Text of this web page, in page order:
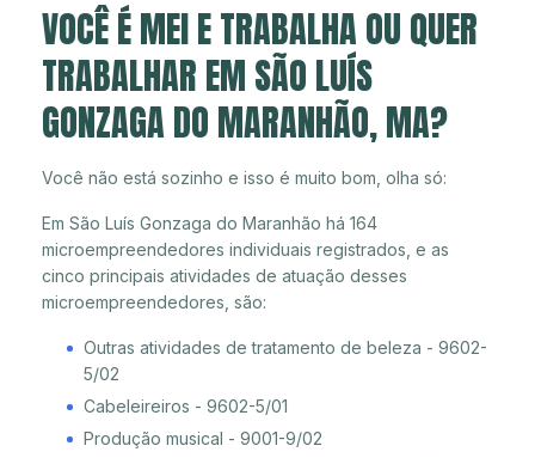
VOCÊ É MEI E TRABALHA OU QUER
TRABALHAR EM SÃO LUÍS
GONZAGA DO MARANHÃO, MA?
Você não está sozinho e isso é muito bom, olha só:
Em São Luís Gonzaga do Maranhão há 164
microempreendedores individuais registrados, e as
cinco principais atividades de atuação desses
microempreendedores, são:
Outras atividades de tratamento de beleza - 9602-
5/02
Cabeleireiros - 9602-5/01
Produção musical - 9001-9/02